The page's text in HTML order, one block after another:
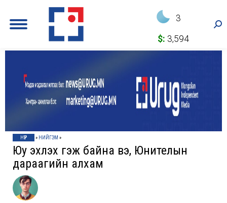
3
$: 3,594
НҮҮР » НИЙГЭМ »
Юу эхлэх гэж байна вэ, Юнителын
дараагийн алхам